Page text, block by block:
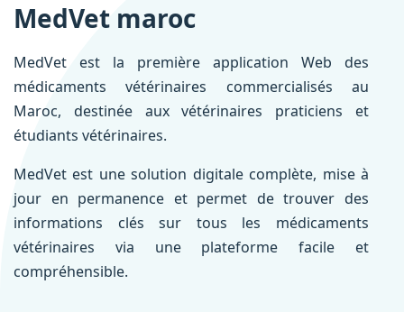
MedVet maroc
MedVet est la première application Web des
médicaments vétérinaires commercialisés au
Maroc, destinée aux vétérinaires praticiens et
étudiants vétérinaires.
MedVet est une solution digitale complète, mise à
jour en permanence et permet de trouver des
informations clés sur tous les médicaments
vétérinaires via une plateforme facile et
compréhensible.